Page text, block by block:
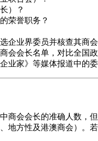
）？
荣誉职务？
企业界委员并核查其商会
会会长名单，对比全国政
业家》等媒体报道中的委
商会会长的准确人数，
、地方性及港澳商会）。